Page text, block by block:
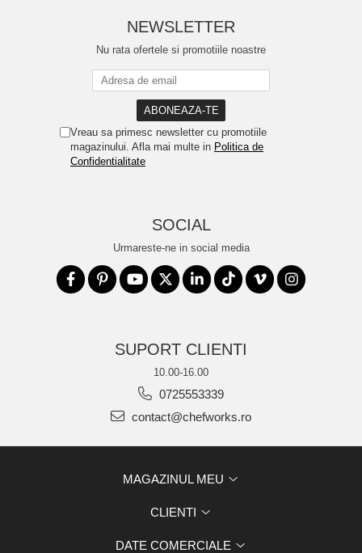
NEWSLETTER
Nu rata ofertele si promotiile noastre
Vreau sa primesc newsletter cu promotiile
magazinului. Afla mai multe in Politica de
Confidentialitate
SOCIAL
Urmareste-ne in social media
SUPORT CLIENTI
10.00-16.00
0725553339
contact@chefworks.ro
MAGAZINUL MEU
CLIENTI
DATE COMERCIALE